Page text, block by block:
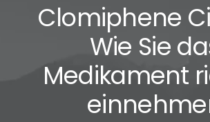
Clomiphene
Wie Sie
Medikament